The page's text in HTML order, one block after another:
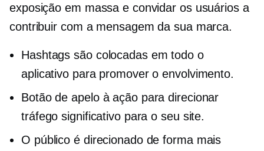
exposição em massa e convidar os usuários a
contribuir com a mensagem da sua marca.
Hashtags são colocadas em todo o
aplicativo para promover o envolvimento.
Botão de apelo à ação para direcionar
tráfego significativo para o seu site.
O público é direcionado de forma mais